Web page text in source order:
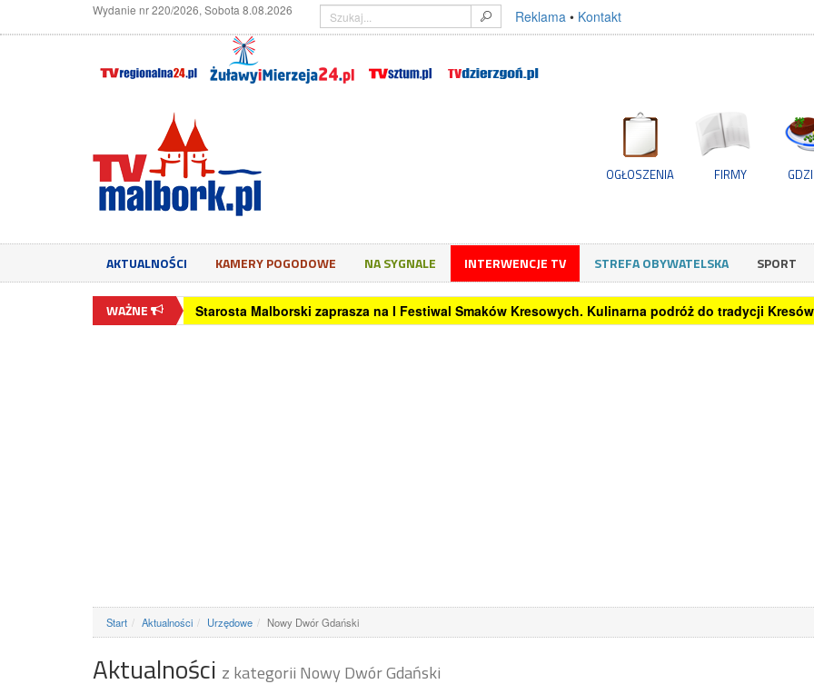
Wydanie nr 220/2026, Sobota 8.08.2026 Reklama • Kontakt
OGŁOSZENIA FIRMY
AKTUALNOŚCI KAMERY POGODOWE NA SYGNALE INTERWENCJE TV STREFA OBYWATELSKA SPORT
WAŻNE Starosta Malborski zaprasza na I Festiwal Smaków Kresowych. Kulinarna podróż do tradycji
Start Aktualności Urzędowe Nowy Dwór Gdański
Aktualności z kategorii Nowy Dwór Gdański